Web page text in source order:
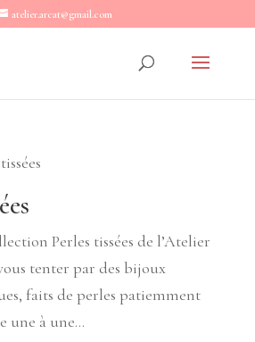
atelier.arcat@gmail.com
Perles tissées de l’Atelier
tenter par des bijoux
faits de perles patiemment
une à une…